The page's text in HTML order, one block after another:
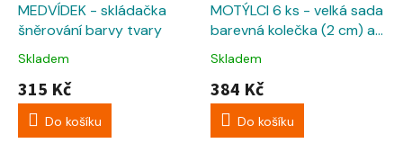
MEDVÍDEK - skládačka
šněrování barvy tvary
Skladem
315 Kč
Do košíku
MOTÝLCI 6 ks - velká sada
barevná kolečka (2 cm) a
předlohy
Skladem
384 Kč
Do košíku